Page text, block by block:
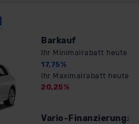
Barkauf
Ihr Minimalrabatt heute
17,75%
Ihr Maximalrabatt heute
20,25%
Vario-Finanzierung 2